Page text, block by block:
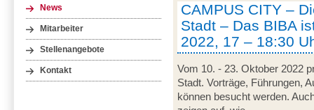
News
Mitarbeiter
Stellenangebote
Kontakt
CAMPUS CITY –
Stadt – Das BIBA
2022, 17 – 18:30
Vom 10. - 23. Oktober 2022
Stadt. Vorträge, Führungen,
können besucht werden.